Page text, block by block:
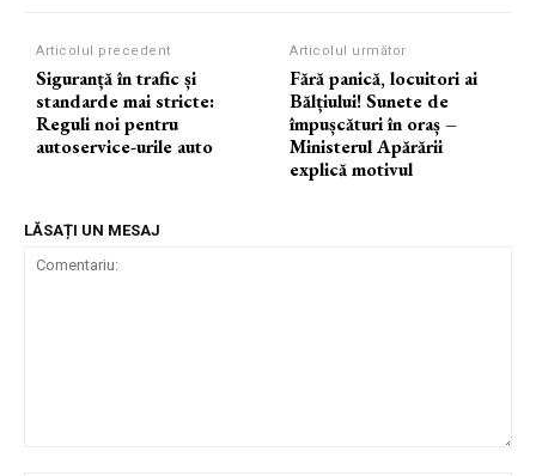
Articolul precedent
Siguranță în trafic și
standarde mai stricte:
Reguli noi pentru
autoservice-urile auto
Articolul următor
Fără panică, locuitori ai
Bălțiului! Sunete de
împușcături în oraș –
Ministerul Apărării
explică motivul
LĂSAȚI UN MESAJ